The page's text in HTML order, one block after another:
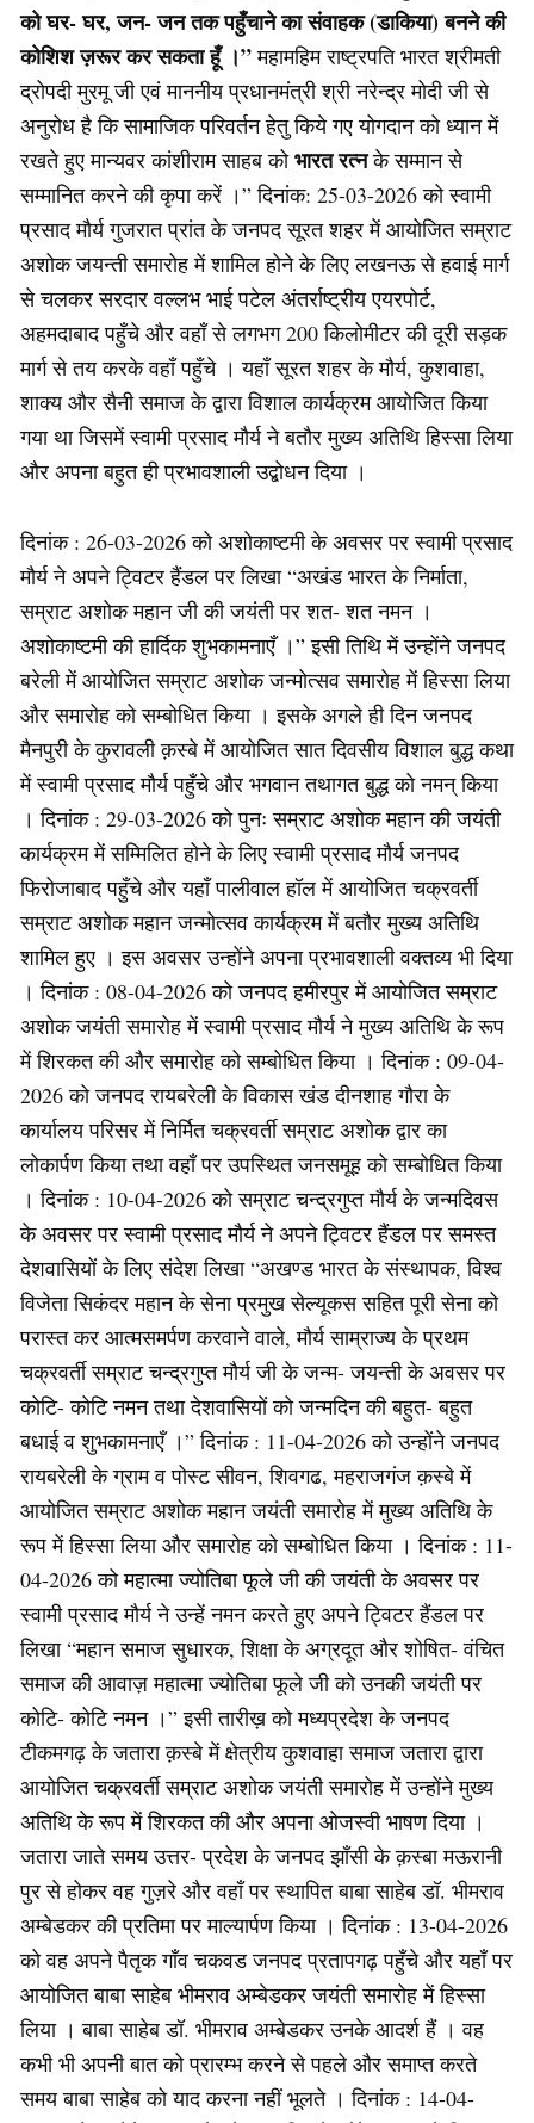
को घर- घर, जन- जन तक पहुँचाने का संवाहक (डाकिया) बनने की
कोशिश ज़रूर कर सकता हूँ ।”महामहिम राष्ट्रपति भारत श्रीमती
द्रोपदी मुरमू जी एवं माननीय प्रधानमंत्री श्री नरेन्द्र मोदी जी से
अनुरोध है कि सामाजिक परिवर्तन हेतु किये गए योगदान को ध्यान में
रखते हुए मान्यवर कांशीराम साहब कोभारत रत्नके सम्मान से
सम्मानित करने की कृपा करें ।” दिनांक: 25-03-2026 को स्वामी
प्रसाद मौर्य गुजरात प्रांत के जनपद सूरत शहर में आयोजित सम्राट
अशोक जयन्ती समारोह में शामिल होने के लिए लखनऊ से हवाई मार्ग
से चलकर सरदार वल्लभ भाई पटेल अंतर्राष्ट्रीय एयरपोर्ट,
अहमदाबाद पहुँचे और वहाँ से लगभग 200 किलोमीटर की दूरी सड़क
मार्ग से तय करके वहाँ पहुँचे । यहाँ सूरत शहर के मौर्य, कुशवाहा,
शाक्य और सैनी समाज के द्वारा विशाल कार्यक्रम आयोजित किया
गया था जिसमें स्वामी प्रसाद मौर्य ने बतौर मुख्य अतिथि हिस्सा लिया
और अपना बहुत ही प्रभावशाली उद्बोधन दिया ।
दिनांक : 26-03-2026 को अशोकाष्टमी के अवसर पर स्वामी प्रसाद
मौर्य ने अपने ट्विटर हैंडल पर लिखा “अखंड भारत के निर्माता,
सम्राट अशोक महान जी की जयंती पर शत- शत नमन ।
अशोकाष्टमी की हार्दिक शुभकामनाएँ ।” इसी तिथि में उन्होंने जनपद
बरेली में आयोजित सम्राट अशोक जन्मोत्सव समारोह में हिस्सा लिया
और समारोह को सम्बोधित किया । इसके अगले ही दिन जनपद
मैनपुरी के कुरावली क़स्बे में आयोजित सात दिवसीय विशाल बुद्ध कथा
में स्वामी प्रसाद मौर्य पहुँचे और भगवान तथागत बुद्ध को नमन् किया
। दिनांक : 29-03-2026 को पुनः सम्राट अशोक महान की जयंती
कार्यक्रम में सम्मिलित होने के लिए स्वामी प्रसाद मौर्य जनपद
फिरोजाबाद पहुँचे और यहाँ पालीवाल हॉल में आयोजित चक्रवर्ती
सम्राट अशोक महान जन्मोत्सव कार्यक्रम में बतौर मुख्य अतिथि
शामिल हुए । इस अवसर उन्होंने अपना प्रभावशाली वक्तव्य भी दिया
। दिनांक : 08-04-2026 को जनपद हमीरपुर में आयोजित सम्राट
अशोक जयंती समारोह में स्वामी प्रसाद मौर्य ने मुख्य अतिथि के रूप
में शिरकत की और समारोह को सम्बोधित किया । दिनांक : 09-04-
2026 को जनपद रायबरेली के विकास खंड दीनशाह गौरा के
कार्यालय परिसर में निर्मित चक्रवर्ती सम्राट अशोक द्वार का
लोकार्पण किया तथा वहाँ पर उपस्थित जनसमूह को सम्बोधित किया
। दिनांक : 10-04-2026 को सम्राट चन्द्रगुप्त मौर्य के जन्मदिवस
के अवसर पर स्वामी प्रसाद मौर्य ने अपने ट्विटर हैंडल पर समस्त
देशवासियों के लिए संदेश लिखा “अखण्ड भारत के संस्थापक, विश्व
विजेता सिकंदर महान के सेना प्रमुख सेल्यूकस सहित पूरी सेना को
परास्त कर आत्मसमर्पण करवाने वाले, मौर्य साम्राज्य के प्रथम
चक्रवर्ती सम्राट चन्द्रगुप्त मौर्य जी के जन्म- जयन्ती के अवसर पर
कोटि- कोटि नमन तथा देशवासियों को जन्मदिन की बहुत- बहुत
बधाई व शुभकामनाएँ ।” दिनांक : 11-04-2026 को उन्होंने जनपद
रायबरेली के ग्राम व पोस्ट सीवन, शिवगढ, महराजगंज क़स्बे में
आयोजित सम्राट अशोक महान जयंती समारोह में मुख्य अतिथि के
रूप में हिस्सा लिया और समारोह को सम्बोधित किया । दिनांक : 11-
04-2026 को महात्मा ज्योतिबा फूले जी की जयंती के अवसर पर
स्वामी प्रसाद मौर्य ने उन्हें नमन करते हुए अपने ट्विटर हैंडल पर
लिखा “महान समाज सुधारक, शिक्षा के अग्रदूत और शोषित- वंचित
समाज की आवाज़ महात्मा ज्योतिबा फूले जी को उनकी जयंती पर
कोटि- कोटि नमन ।” इसी तारीख़ को मध्यप्रदेश के जनपद
टीकमगढ़ के जतारा क़स्बे में क्षेत्रीय कुशवाहा समाज जतारा द्वारा
आयोजित चक्रवर्ती सम्राट अशोक जयंती समारोह में उन्होंने मुख्य
अतिथि के रूप में शिरकत की और अपना ओजस्वी भाषण दिया ।
जतारा जाते समय उत्तर- प्रदेश के जनपद झाँसी के क़स्बा मऊरानी
पुर से होकर वह गुज़रे और वहाँ पर स्थापित बाबा साहेब डॉ. भीमराव
अम्बेडकर की प्रतिमा पर माल्यार्पण किया । दिनांक : 13-04-2026
को वह अपने पैतृक गाँव चकवड जनपद प्रतापगढ़ पहुँचे और यहाँ पर
आयोजित बाबा साहेब भीमराव अम्बेडकर जयंती समारोह में हिस्सा
लिया । बाबा साहेब डॉ. भीमराव अम्बेडकर उनके आदर्श हैं । वह
कभी भी अपनी बात को प्रारम्भ करने से पहले और समाप्त करते
समय बाबा साहेब को याद करना नहीं भूलते । दिनांक : 14-04-